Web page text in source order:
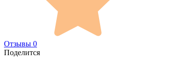
Отзывы 0
Поделится